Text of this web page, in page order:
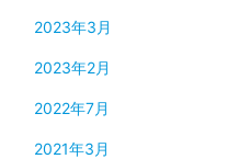
2023年3月
2023年2月
2022年7月
2021年3月